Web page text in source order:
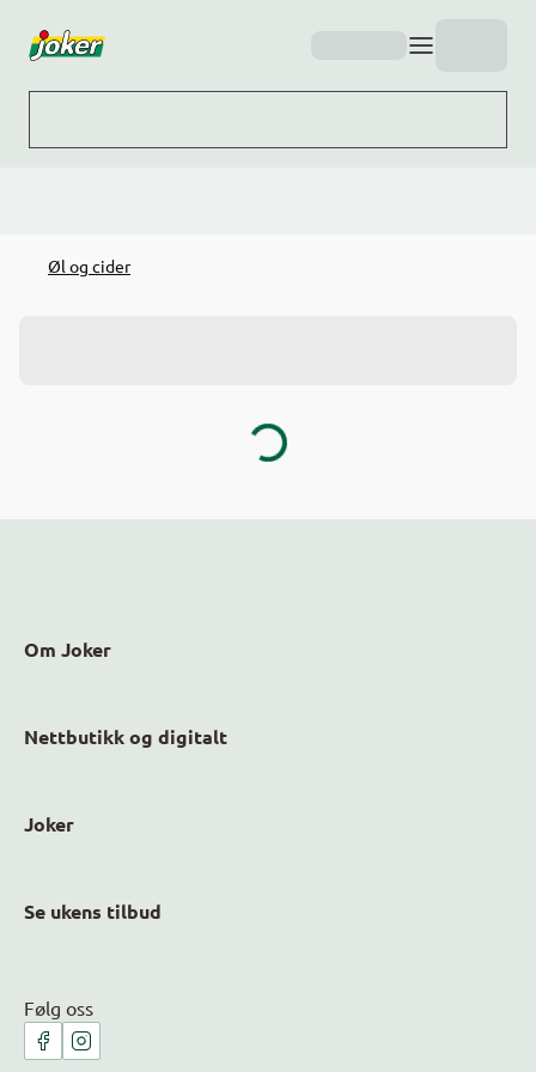
Øl og cider
Om Joker
Nettbutikk og digitalt
Joker
Se ukens tilbud
Følg oss